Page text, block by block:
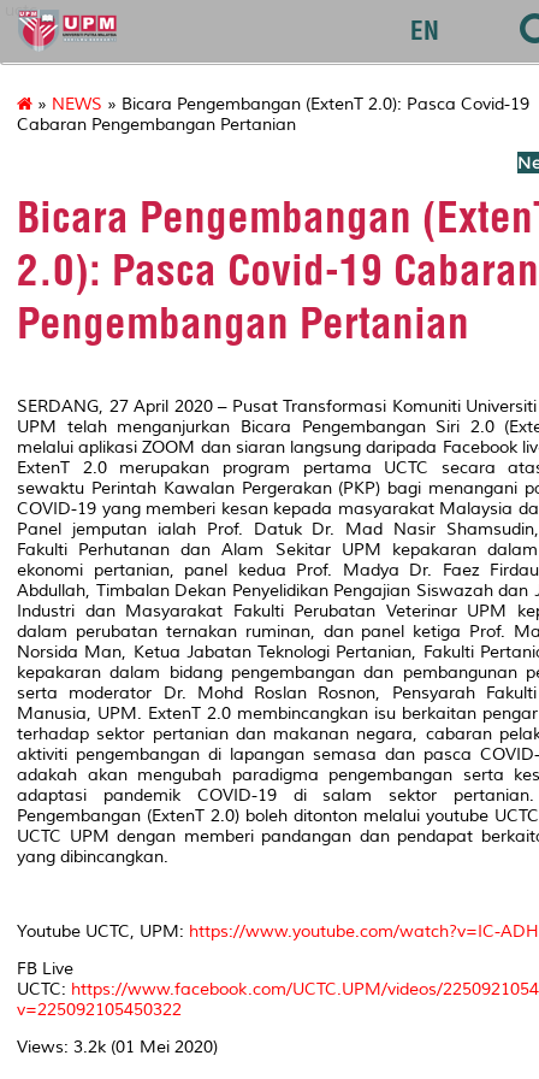
uctc
EN
» NEWS » Bicara Pengembangan (ExtenT 2.0): Pasca Covid-19
Cabaran Pengembangan Pertanian
Bicara Pengembangan
2.0): Pasca Covid-19 Cabaran
Pengembangan Pertanian
SERDANG, 27 April 2020 – Pusat Transformasi Komuniti Universiti
UPM telah menganjurkan Bicara Pengembangan Siri 2.0
melalui aplikasi ZOOM dan siaran langsung daripada Facebook
ExtenT 2.0 merupakan program pertama UCTC secara
sewaktu Perintah Kawalan Pergerakan (PKP) bagi menangani
COVID-19 yang memberi kesan kepada masyarakat Malaysia
Panel jemputan ialah Prof. Datuk Dr. Mad Nasir
Fakulti Perhutanan dan Alam Sekitar UPM kepakaran
ekonomi pertanian, panel kedua Prof. Madya Dr. Faez
Abdullah, Timbalan Dekan Penyelidikan Pengajian Siswazah dan
Industri dan Masyarakat Fakulti Perubatan Veterinar UPM
dalam perubatan ternakan ruminan, dan panel ketiga Prof.
Norsida Man, Ketua Jabatan Teknologi Pertanian, Fakulti
kepakaran dalam bidang pengembangan dan pembangunan
serta moderator Dr. Mohd Roslan Rosnon, Pensyarah Fakulti
Manusia, UPM. ExtenT 2.0 membincangkan isu berkaitan
terhadap sektor pertanian dan makanan negara, cabaran
aktiviti pengembangan di lapangan semasa dan pasca
adakah akan mengubah paradigma pengembangan serta
adaptasi pandemik COVID-19 di salam sektor
Pengembangan (ExtenT 2.0) boleh ditonton melalui youtube
UCTC UPM dengan memberi pandangan dan pendapat
yang dibincangkan.
Youtube UCTC, UPM: https://www.youtube.com/watch?v=IC-
FB Live
UCTC: https://www.facebook.com/UCTC.UPM/videos/
v=225092105450322
Views: 3.2k (01 Mei 2020)